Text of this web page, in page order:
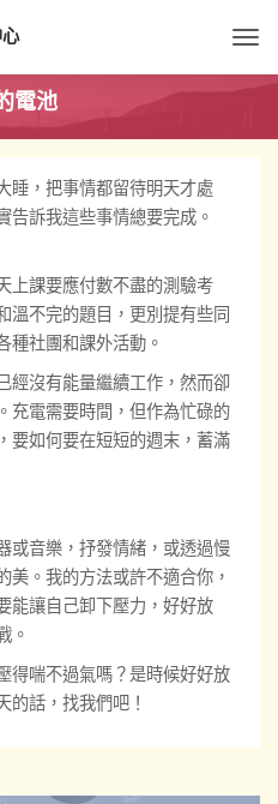
電池
睡，把事情都留待明天才處
告訴我這些事情總要完成。
上課要應付數不盡的測驗考
溫不完的題目，更別提有些同
種社團和課外活動。
經沒有能量繼續工作，然而卻
充電需要時間，但作為忙碌的
要如何要在短短的週末，蓄滿
或音樂，抒發情緒，或透過慢
美。我的方法或許不適合你，
能讓自己卸下壓力，好好放
。
得喘不過氣嗎？是時候好好放
的話，找我們吧！